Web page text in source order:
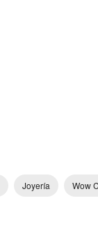
Joyería Wow